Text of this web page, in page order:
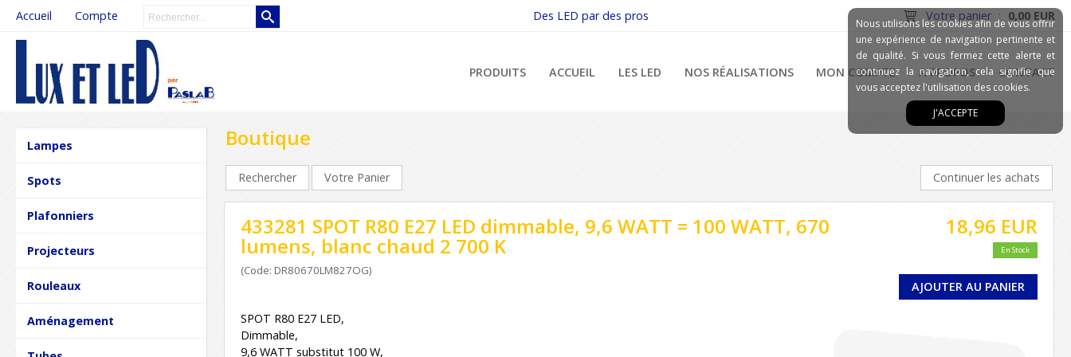
Accueil Compte Votre panier : 0,00 EUR
Des LED par des pros
PRODUITS ACCUEIL LES LED NOS RÉALISATIONS MON COMPTE A PROPOS CONTACT
Lampes
Spots
Plafonniers
Projecteurs
Rouleaux
Aménagement
Boutique
Rechercher Votre Panier Continuer les achats
433281 SPOT R80 E27 LED dimmable, 9,6 WATT = 100 WATT, 670
lumens, blanc chaud 2 700 K
(Code: DR80670LM827OG)
18,96 EUR
En Stock
AJOUTER AU PANIER
SPOT R80 E27 LED,
Dimmable,
9,6 WATT substitut 100 W,
Nous utilisons les cookies afin de vous offrir
une expérience de navigation pertinente et
de qualité. Si vous fermez cette alerte et
continuez la navigation, cela signifie que
vous acceptez l'utilisation des cookies.
J'ACCEPTE